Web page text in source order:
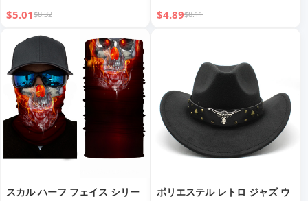
ールハット
$5.01$8.32
ト 防風ウォームハット
$4.89$8.11
スカル ハーフ フェイス シリー
ポリエステル レトロ ジャズ ウ